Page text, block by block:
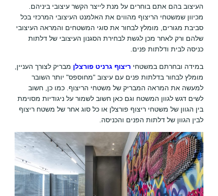
העיצוב בהם אתם בוחרים על מנת לייצר הקשר עיצובי ביניהם.
מכיוון שמשטחי הריצוף מהווים את האלמנט העיצובי המרכזי בכל
סביבת מגורים, מומלץ לבחור את סוגי המשטחים והמראה העיצובי
שלהם ורק לאחר מכן לגשת לבחירת הסגנון העיצובי של דלתות
כניסה לבית ודלתות פנים.
במידה ובחרתם במשטחי ריצוף גרניט פורצלן מבריק לצורך העניין,
מומלץ לבחור בדלתות פנים עם עיצוב "מחוספס" יותר השובר
למעשה את המראה המבריק של משטחי הריצוף. כמו כן, חשוב
לשים דגש לגוון המשטח וגם כאן חשוב לשמור על ניגודיות מסוימת
בין הגוון של משטחי ריצוף פורצלן או כל סוג אחר של משטח ריצוף
לבין הגוון של דלתות הפנים והכניסה.